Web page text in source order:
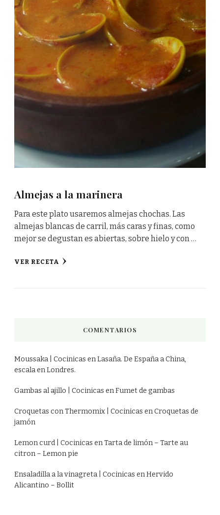
Almejas a la marinera
Para este plato usaremos almejas chochas. Las
almejas blancas de carril, más caras y finas, como
mejor se degustan es abiertas, sobre hielo y con …
VER RECETA
COMENTARIOS
Moussaka | Cocinicas enLasaña. De España a China,
escala en Londres.
Gambas al ajillo | Cocinicas enFumet de gambas
Croquetas con Thermomix | Cocinicas enCroquetas de
jamón
Lemon curd | Cocinicas enTarta de limón – Tarte au
citron – Lemon pie
Ensaladilla a la vinagreta | Cocinicas enHervido
Alicantino – Bollit